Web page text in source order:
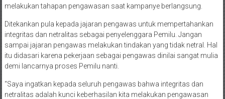
melakukan tahapan pengawasan saat kampanye berlangsung.
Ditekankan pula kepada jajaran pengawas untuk mempertahankan
integritas dan netralitas sebagai penyelenggara Pemilu. Jangan
sampai jajaran pengawas melakukan tindakan yang tidak netral. Hal
itu didasari karena pekerjaan sebagai pengawas dinilai sangat mulia
demi lancarnya proses Pemilu nanti.
“Saya ingatkan kepada seluruh pengawas bahwa integritas dan
netralitas adalah kunci keberhasilan kita melakukan pengawasan